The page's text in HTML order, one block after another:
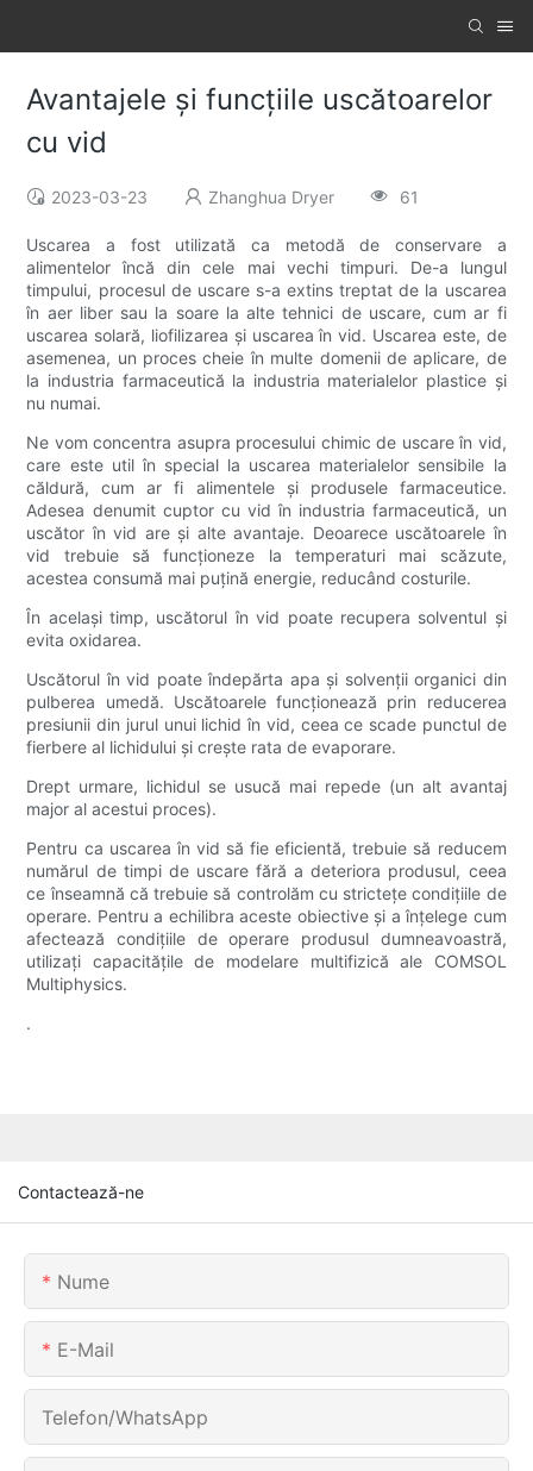
Avantajele și funcțiile uscătoarelor
cu vid
2023-03-23 Zhanghua Dryer 61
Uscarea a fost utilizată ca metodă de conservare a
alimentelor încă din cele mai vechi timpuri. De-a lungul
timpului, procesul de uscare s-a extins treptat de la uscarea
în aer liber sau la soare la alte tehnici de uscare, cum ar fi
uscarea solară, liofilizarea și uscarea în vid. Uscarea este, de
asemenea, un proces cheie în multe domenii de aplicare, de
la industria farmaceutică la industria materialelor plastice și
nu numai.
Ne vom concentra asupra procesului chimic de uscare în vid,
care este util în special la uscarea materialelor sensibile la
căldură, cum ar fi alimentele și produsele farmaceutice.
Adesea denumit cuptor cu vid în industria farmaceutică, un
uscător în vid are și alte avantaje. Deoarece uscătoarele în
vid trebuie să funcționeze la temperaturi mai scăzute,
acestea consumă mai puțină energie, reducând costurile.
În același timp, uscătorul în vid poate recupera solventul și
evita oxidarea.
Uscătorul în vid poate îndepărta apa și solvenții organici din
pulberea umedă. Uscătoarele funcționează prin reducerea
presiunii din jurul unui lichid în vid, ceea ce scade punctul de
fierbere al lichidului și crește rata de evaporare.
Drept urmare, lichidul se usucă mai repede (un alt avantaj
major al acestui proces).
Pentru ca uscarea în vid să fie eficientă, trebuie să reducem
numărul de timpi de uscare fără a deteriora produsul, ceea
ce înseamnă că trebuie să controlăm cu strictețe condițiile de
operare. Pentru a echilibra aceste obiective și a înțelege cum
afectează condițiile de operare produsul dumneavoastră,
utilizați capacitățile de modelare multifizică ale COMSOL
Multiphysics.
.
Contactează-ne
Nume
E-Mail
Telefon/WhatsApp